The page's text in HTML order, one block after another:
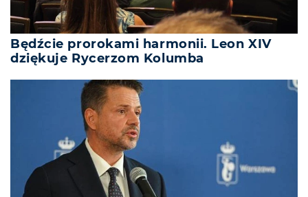
Będźcie prorokami harmonii. Leon XIV
dziękuje Rycerzom Kolumba